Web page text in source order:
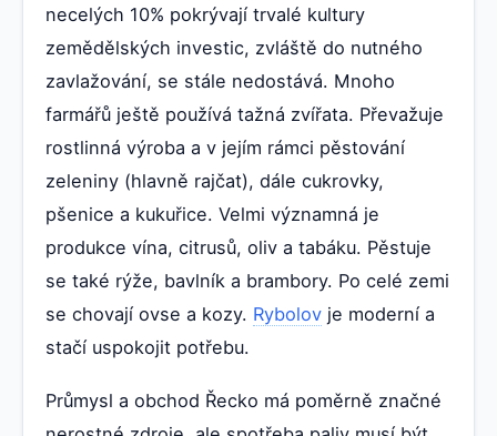
necelých 10% pokrývají trvalé kultury
zemědělských investic, zvláště do nutného
zavlažování, se stále nedostává. Mnoho
farmářů ještě používá tažná zvířata. Převažuje
rostlinná výroba a v jejím rámci pěstování
zeleniny (hlavně rajčat), dále cukrovky,
pšenice a kukuřice. Velmi významná je
produkce vína, citrusů, oliv a tabáku. Pěstuje
se také rýže, bavlník a brambory. Po celé zemi
se chovají ovse a kozy. Rybolov je moderní a
stačí uspokojit potřebu.
Průmysl a obchod Řecko má poměrně značné